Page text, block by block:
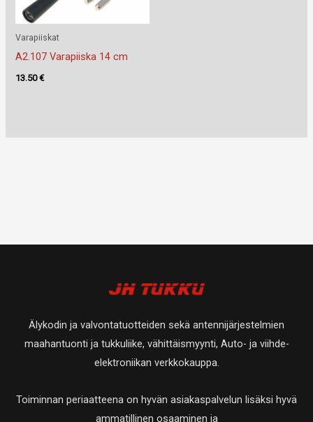
Varapiiskat
A2.107 Varapiiska 14 cm
13.50€
Älykodin ja valvontatuotteiden sekä antennijärjestelmien
maahantuonti ja tukkuliike, vähittäismyynti, Auto- ja viihde-
elektroniikan verkkokauppa.
Toiminnan periaatteena on hyvän asiakaspalvelun lisäksi hyvä
ammatillinen osaaminen ja